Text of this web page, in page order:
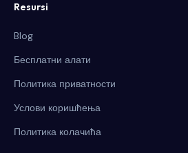
Resursi
Blog
Бесплатни алати
Политика приватности
Услови коришћења
Политика колачића